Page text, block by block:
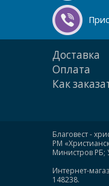
Доставка
Оплата
Как
Благовест -
РМ
Министров РБ;
Интернет-
148238.